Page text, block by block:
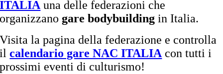
ITALIAuna delle federazioni che
organizzano gare bodybuildingin Italia.
Visita la pagina della federazione e controlla
ilcalendario gare NAC ITALIAcon tutti i
prossimi eventi di culturismo!